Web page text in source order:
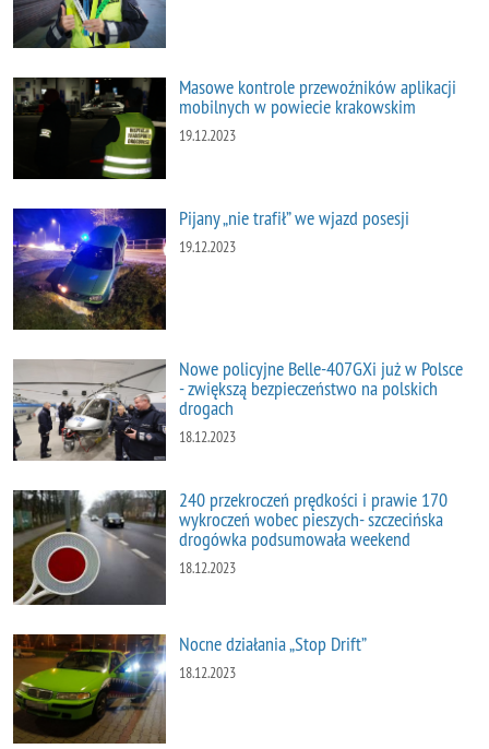
Masowe kontrole przewoźników aplikacji
mobilnych w powiecie krakowskim
19.12.2023
Pijany „nie trafił” we wjazd posesji
19.12.2023
Nowe policyjne Belle-407GXi już w Polsce
- zwiększą bezpieczeństwo na polskich
drogach
18.12.2023
240 przekroczeń prędkości i prawie 170
wykroczeń wobec pieszych- szczecińska
drogówka podsumowała weekend
18.12.2023
Nocne działania „Stop Drift”
18.12.2023